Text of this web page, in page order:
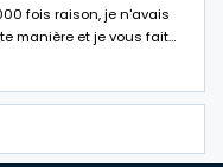
fois raison, je n'avais
manière et je vous fait…